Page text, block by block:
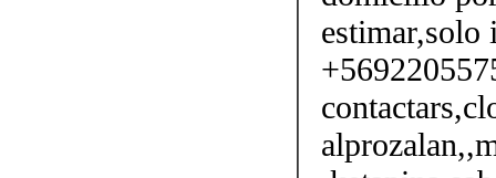
estimar,solo